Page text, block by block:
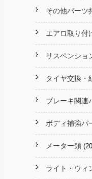
その他パーツ
エアロ取り付
サスペンショ
タイヤ交換・
ブレーキ関連
ボディ補強パ
メーター類
ライト・ウィ